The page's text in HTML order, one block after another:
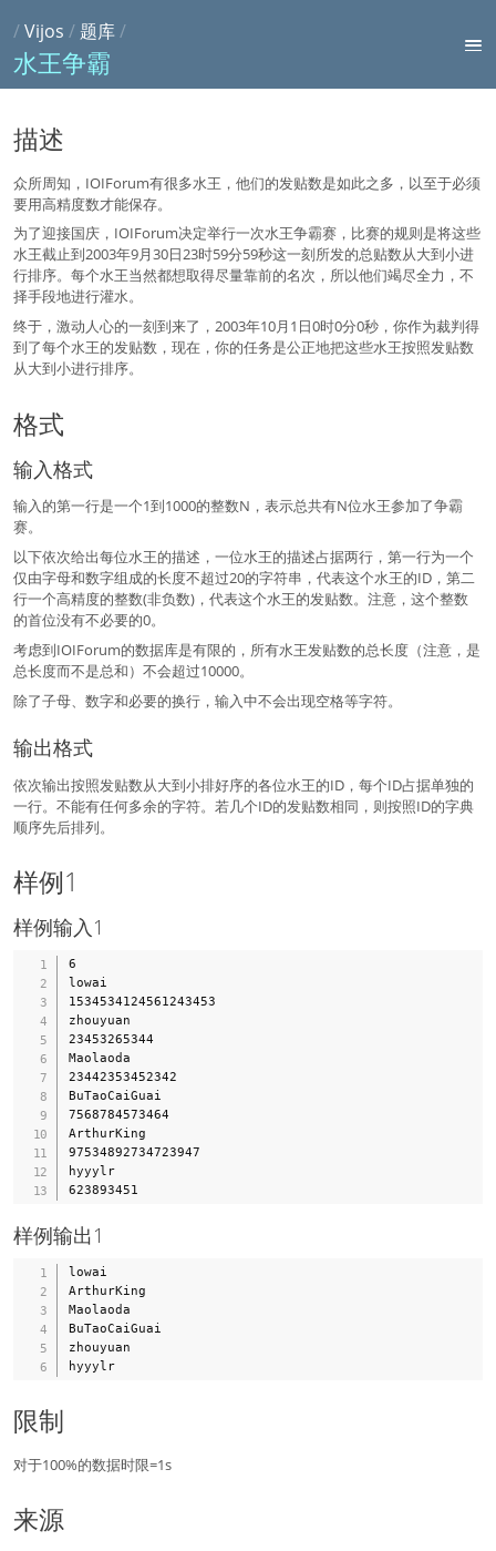
/Vijos / 题库/
水王争霸
描述
众所周知，IOIForum有很多水王，他们的发贴数是如此之多，以至于必须
要用高精度数才能保存。
为了迎接国庆，IOIForum决定举行一次水王争霸赛，比赛的规则是将这些
水王截止到2003年9月30日23时59分59秒这一刻所发的总贴数从大到小进
行排序。每个水王当然都想取得尽量靠前的名次，所以他们竭尽全力，不
择手段地进行灌水。
终于，激动人心的一刻到来了，2003年10月1日0时0分0秒，你作为裁判得
到了每个水王的发贴数，现在，你的任务是公正地把这些水王按照发贴数
从大到小进行排序。
格式
输入格式
输入的第一行是一个1到1000的整数N，表示总共有N位水王参加了争霸
赛。
以下依次给出每位水王的描述，一位水王的描述占据两行，第一行为一个
仅由字母和数字组成的长度不超过20的字符串，代表这个水王的ID，第二
行一个高精度的整数(非负数)，代表这个水王的发贴数。注意，这个整数
的首位没有不必要的0。
考虑到IOIForum的数据库是有限的，所有水王发贴数的总长度（注意，是
总长度而不是总和）不会超过10000。
除了子母、数字和必要的换行，输入中不会出现空格等字符。
输出格式
依次输出按照发贴数从大到小排好序的各位水王的ID，每个ID占据单独的
一行。不能有任何多余的字符。若几个ID的发贴数相同，则按照ID的字典
顺序先后排列。
样例1
样例输入1
6
lowai
1534534124561243453
zhouyuan
23453265344
Maolaoda
23442353452342
BuTaoCaiGuai
7568784573464
ArthurKing
97534892734723947
hyyylr
样例输出1
lowai
ArthurKing
Maolaoda
BuTaoCaiGuai
zhouyuan
hyyylr
限制
对于100%的数据时限=1s
来源